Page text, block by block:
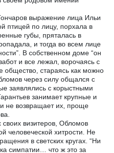
выражение лица Ильи
птицей по лицу, порхала в
губы, пряталась в
и тогда во всем лице
В собственном доме “он
и все лежал, ворочаясь с
общество, стараясь как можно
через силу общался с
заявлялись с корыстными
занимает крупные и
не возвращает их, проще
визитеров, Обломов
человеческой хитрости. Не
в светских кругах. “Ни
симпатии… что ж это за